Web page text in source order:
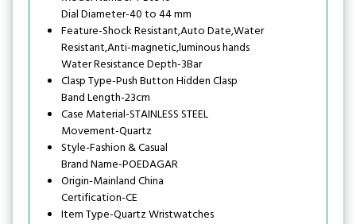
Dial Diameter-40 to 44 mm
Feature-Shock Resistant,Auto Date,Water
Resistant,Anti-magnetic,luminous hands
Water Resistance Depth-3Bar
Clasp Type-Push Button Hidden Clasp
Band Length-23cm
Case Material-STAINLESS STEEL
Movement-Quartz
Style-Fashion & Casual
Brand Name-POEDAGAR
Origin-Mainland China
Certification-CE
Item Type-Quartz Wristwatches